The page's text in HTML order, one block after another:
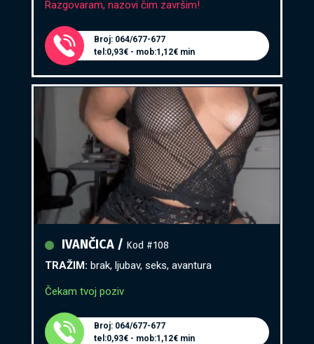
Broj: 064/677-677
tel:0,93€ - mob:1,12€ min
IVANČICA /
Broj: 064/677-677
tel:0,93€ - mob:1,12€ min